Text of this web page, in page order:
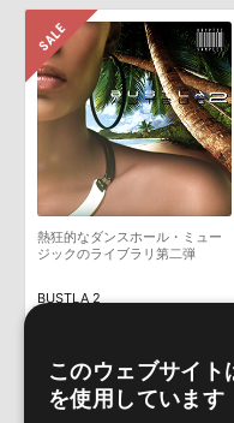
知らせするメールの2通が
ます説明に沿って、製品の
サンプルパック製品には
用意しておりません。ご
わせなどはテクニカルサポ
デモソングは、製品収録
めのデモンストレーション
そのものをお使いいただく
構成する全てのサウンドが
保証するものではありませ
ダウンロード製品という
しかねます。
おります。ご覧頂くには、該
TRANCE HITS BUNDLEの
熱狂的なダンスホール・ミュー
ジックのライブラリ第二弾
BUSTLA 2
このウェブサイ
を使用しています